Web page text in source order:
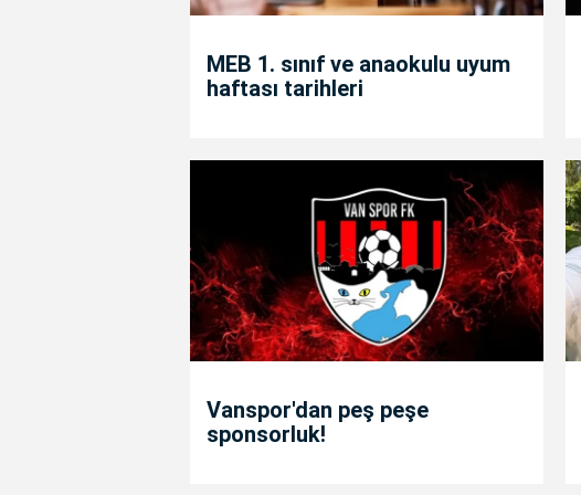
MEB 1. sınıf ve anaokulu uyum
haftası tarihleri
Vanspor'dan peş peşe
sponsorluk!